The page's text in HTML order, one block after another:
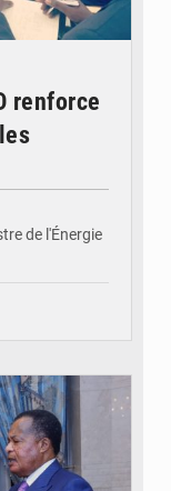
renforce
de l'Énergie